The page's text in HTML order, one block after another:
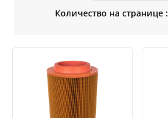
Количество на странице :